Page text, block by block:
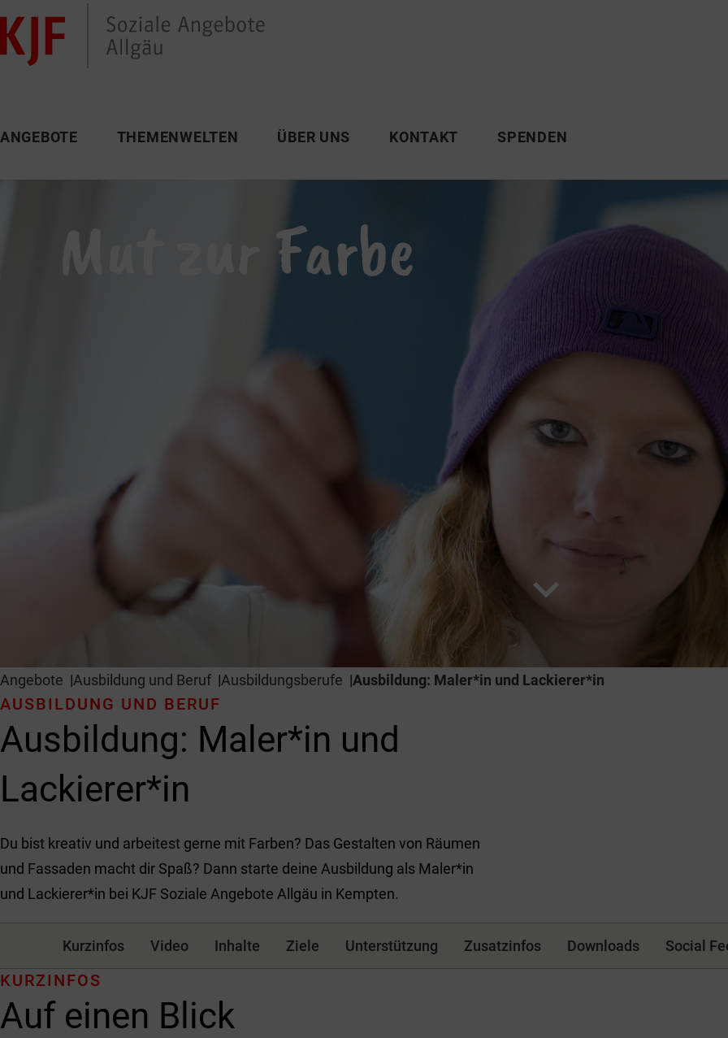
ANGEBOTE THEMENWELTEN ÜBER UNS KONTAKT SPENDEN
Mut zur Farbe
expand_more
Angebote Ausbildung und Beruf Ausbildungsberufe Ausbildung: Maler*in und Lackierer*in
Ausbildung: Maler*in und
Lackierer*in
AUSBILDUNG UND BERUF
Du bist kreativ und arbeitest gerne mit Farben? Das Gestalten von Räumen
und Fassaden macht dir Spaß? Dann starte deine Ausbildung als Maler*in
und Lackierer*in bei KJF Soziale Angebote Allgäu in Kempten.
Kurzinfos Video Inhalte Ziele Unterstützung Zusatzinfos Downloads Social
Auf einen Blick
KURZINFOS